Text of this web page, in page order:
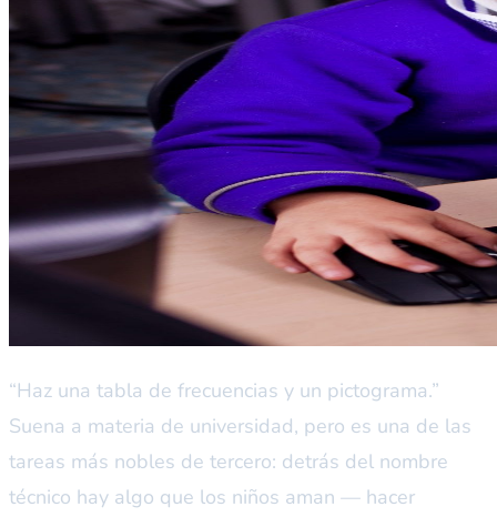
“Haz una tabla de frecuencias y un pictograma.”
Suena a materia de universidad, pero es una de las
tareas más nobles de tercero: detrás del nombre
técnico hay algo que los niños aman — hacer